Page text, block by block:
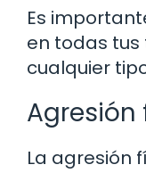
Es
en todas
cualquier
Agresión
La agresión